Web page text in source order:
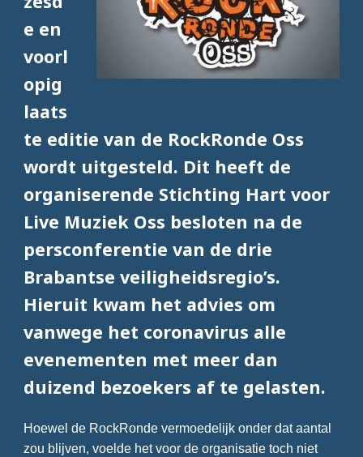
e en
voorl
opig
laats
te editie van de RockRonde Oss
wordt uitgesteld. Dit heeft de
organiserende Stichting Hart voor
Live Muziek Oss besloten na de
persconferentie van de drie
Brabantse veiligheidsregio’s.
Hieruit kwam het advies om
vanwege het coronavirus alle
evenementen met meer dan
duizend bezoekers af te gelasten.
Hoewel de RockRonde vermoedelijk onder dat aantal
zou blijven, voelde het voor de organisatie toch niet